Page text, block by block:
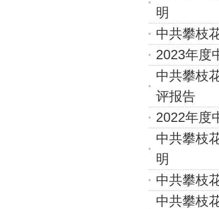
明
中共攀枝
2023年度
中共攀枝
评报告
2022年度
中共攀枝
明
中共攀枝
中共攀枝